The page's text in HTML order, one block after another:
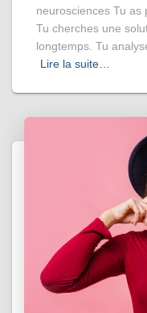
neurosciences Tu as
Tu cherches une
longtemps. Tu
Lire la suite…